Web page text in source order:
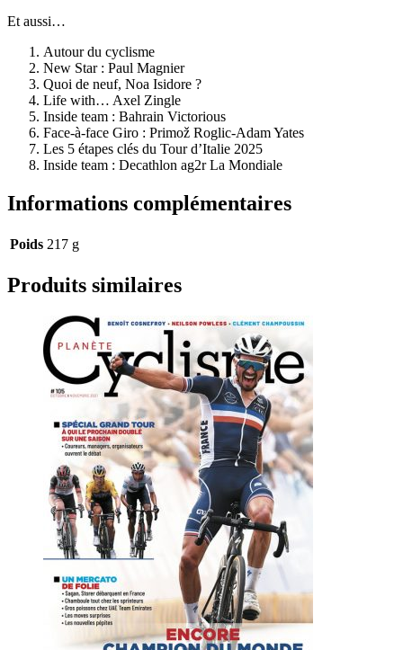
Et aussi…
Autour du cyclisme
New Star : Paul Magnier
Quoi de neuf, Noa Isidore ?
Life with… Axel Zingle
Inside team : Bahrain Victorious
Face-à-face Giro : Primož Roglic-Adam Yates
Les 5 étapes clés du Tour d’Italie 2025
Inside team : Decathlon ag2r La Mondiale
Informations complémentaires
Poids 217 g
Produits similaires